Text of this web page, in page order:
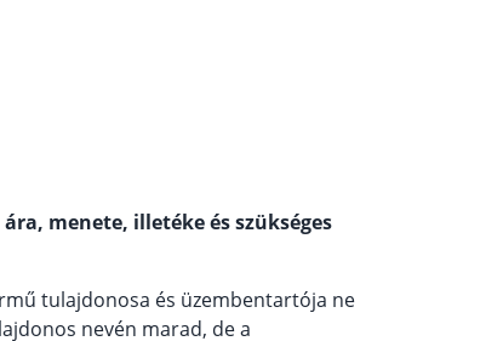
menete, illetéke és szükséges
tulajdonosa és üzembentartója ne
nevén marad, de a